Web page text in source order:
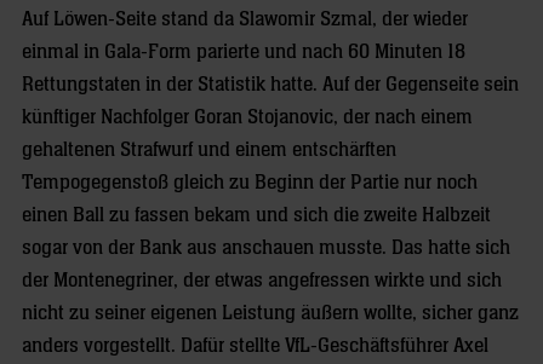
Auf Löwen-Seite stand da Slawomir Szmal, der wieder
einmal in Gala-Form parierte und nach 60 Minuten 18
Rettungstaten in der Statistik hatte. Auf der Gegenseite sein
künftiger Nachfolger Goran Stojanovic, der nach einem
gehaltenen Strafwurf und einem entschärften
Tempogegenstoß gleich zu Beginn der Partie nur noch
einen Ball zu fassen bekam und sich die zweite Halbzeit
sogar von der Bank aus anschauen musste. Das hatte sich
der Montenegriner, der etwas angefressen wirkte und sich
nicht zu seiner eigenen Leistung äußern wollte, sicher ganz
anders vorgestellt. Dafür stellte VfL-Geschäftsführer Axel